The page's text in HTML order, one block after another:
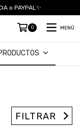
o PAYPAL✨
0 MENÚ
FILTRAR